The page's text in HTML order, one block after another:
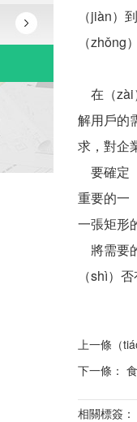
（jiàn）
（zhǒng）
在（zài
解用戶的
求，對企
要確定
重要的一
一張矩形
將需要
（shì）
上一條（
下一條：
相關標簽